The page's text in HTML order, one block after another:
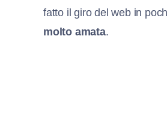
fatto il giro del web in
molto amata.